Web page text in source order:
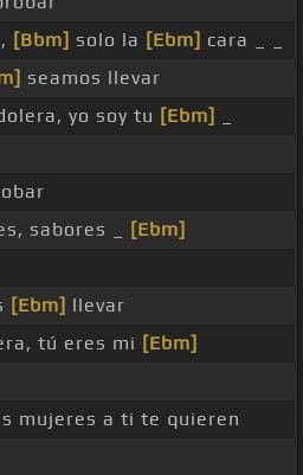
[Bbm] solo la [Ebm] cara _ _
seamos llevar
yo soy tu [Ebm]
sabores _
[Ebm]
[Ebm] llevar
tú eres mi [Ebm]
mujeres a ti te quieren